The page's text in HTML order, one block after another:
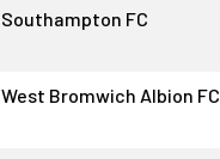
Southampton FC
West Bromwich Albion FC